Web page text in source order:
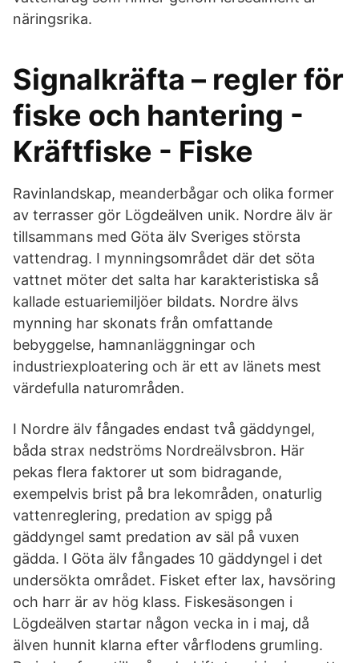
näringsrika.
Signalkräfta – regler för
fiske och hantering -
Kräftfiske - Fiske
Ravinlandskap, meanderbågar och olika former
av terrasser gör Lögdeälven unik. Nordre älv är
tillsammans med Göta älv Sveriges största
vattendrag. I mynningsområdet där det söta
vattnet möter det salta har karakteristiska så
kallade estuariemiljöer bildats. Nordre älvs
mynning har skonats från omfattande
bebyggelse, hamnanläggningar och
industriexploatering och är ett av länets mest
värdefulla naturområden.
I Nordre älv fångades endast två gäddyngel,
båda strax nedströms Nordreälvsbron. Här
pekas flera faktorer ut som bidragande,
exempelvis brist på bra lekområden, onaturlig
vattenreglering, predation av spigg på
gäddyngel samt predation av säl på vuxen
gädda. I Göta älv fångades 10 gäddyngel i det
undersökta området. Fisket efter lax, havsöring
och harr är av hög klass. Fiskesäsongen i
Lögdeälven startar någon vecka in i maj, då
älven hunnit klarna efter vårflodens grumling.